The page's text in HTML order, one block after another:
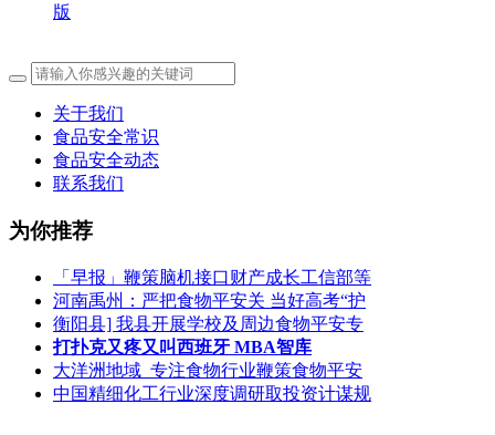
版
关于我们
食品安全常识
食品安全动态
联系我们
为你推荐
「早报」鞭策脑机接口财产成长工信部等
河南禹州：严把食物平安关 当好高考“护
衡阳县] 我县开展学校及周边食物平安专
打扑克又疼又叫西班牙 MBA智库
大洋洲地域_专注食物行业鞭策食物平安
中国精细化工行业深度调研取投资计谋规